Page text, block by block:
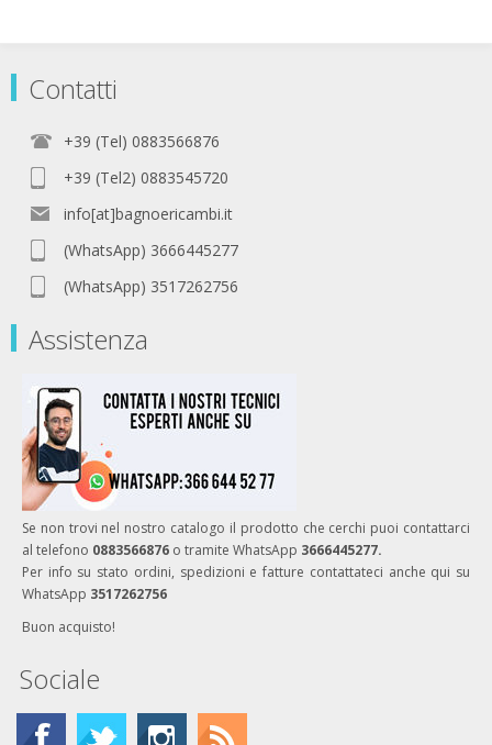
Contatti
+39 (Tel) 0883566876
+39 (Tel2) 0883545720
info[at]bagnoericambi.it
(WhatsApp) 3666445277
(WhatsApp) 3517262756
Assistenza
Se non trovi nel nostro catalogo il prodotto che cerchi puoi contattarci
al telefono 0883566876 o tramite WhatsApp 3666445277.
Per info su stato ordini, spedizioni e fatture contattateci anche qui su
WhatsApp 3517262756
Buon acquisto!
Sociale